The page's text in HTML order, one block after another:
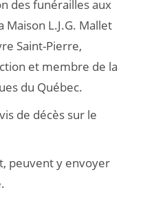
des funérailles aux
L.J.G. Mallet
Saint-Pierre,
et membre de la
du Québec.
de décès sur le
peuvent y envoyer